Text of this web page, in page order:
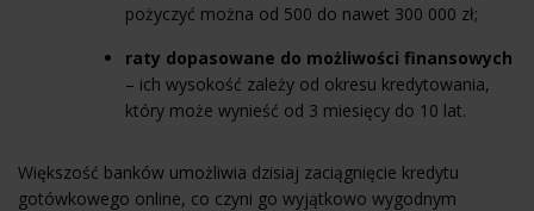
pożyczyć można od 500 do nawet 300 000 zł;
raty dopasowane do możliwości finansowych
– ich wysokość zależy od okresu kredytowania,
który może wynieść od 3 miesięcy do 10 lat.
Większość banków umożliwia dzisiaj zaciągnięcie kredytu
gotówkowego online, co czyni go wyjątkowo wygodnym